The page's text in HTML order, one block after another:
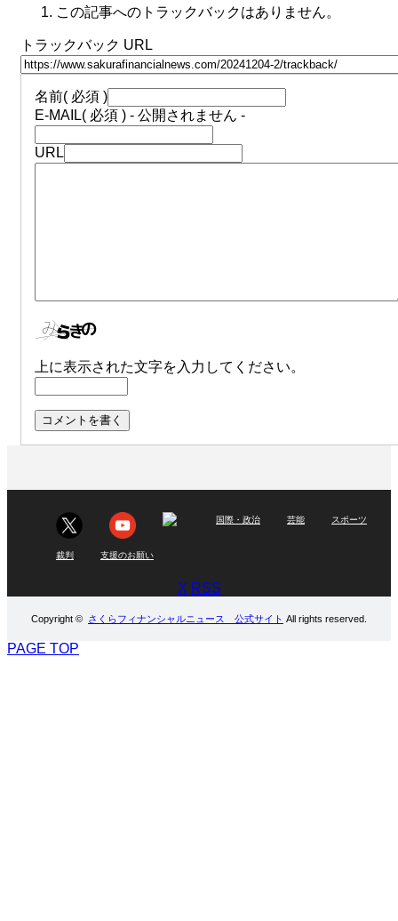
この記事へのトラックバックはありません。
トラックバック URL
名前( 必須 )
E-MAIL( 必須 ) - 公開されません -
URL
上に表示された文字を入力してください。
国際・政治 芸能 スポーツ
裁判 支援のお願い
X RSS
Copyright © さくらフィナンシャルニュース 公式サイト All rights reserved.
PAGE TOP